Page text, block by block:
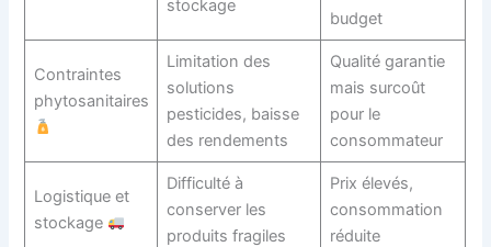
stockage
budget
Contraintes
phytosanitaires
Limitation des
solutions
pesticides, baisse
des rendements
Qualité garantie
mais surcoût
pour le
consommateur
Logistique et
stockage
Difficulté à
conserver les
produits fragiles
Prix élevés,
consommation
réduite